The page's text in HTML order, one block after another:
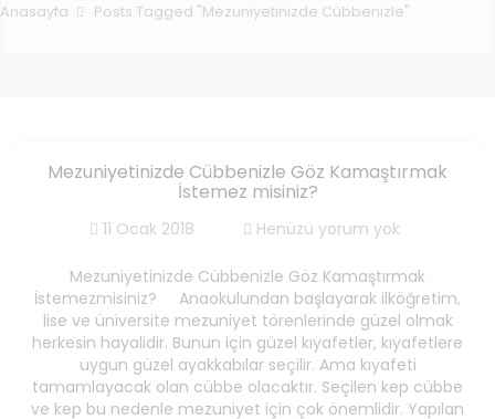
Anasayfa Posts Tagged "Mezuniyetinizde Cübbenizle"
Mezuniyetinizde Cübbenizle Göz Kamaştırmak
İstemez misiniz?
11 Ocak 2018 Henüzü yorum yok
Mezuniyetinizde Cübbenizle Göz Kamaştırmak
İstemezmisiniz? Anaokulundan başlayarak ilköğretim,
lise ve üniversite mezuniyet törenlerinde güzel olmak
herkesin hayalidir. Bunun için güzel kıyafetler, kıyafetlere
uygun güzel ayakkabılar seçilir. Ama kıyafeti
tamamlayacak olan cübbe olacaktır. Seçilen kep cübbe
ve kep bu nedenle mezuniyet için çok önemlidir. Yapılan